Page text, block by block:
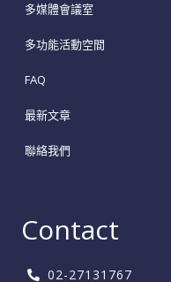
多媒體會議室
多功能活動空間
FAQ
最新文章
聯絡我們
Contact
02-27131767